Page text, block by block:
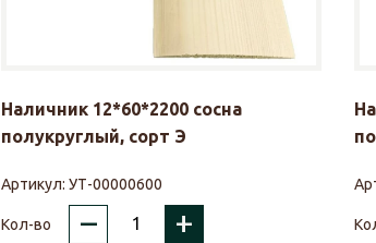
Наличник 12*60*2200 сосна
полукруглый, сорт Э
Артикул: УТ-00000600
Кол-во – +